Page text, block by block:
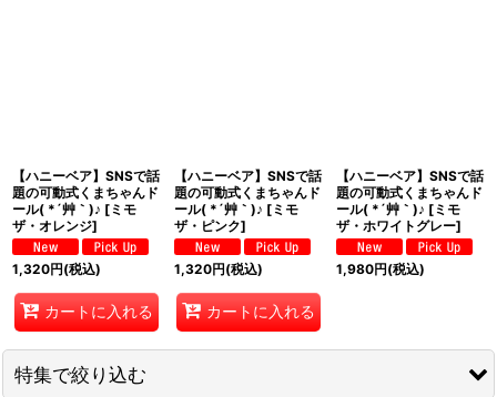
【ハニーベア】SNSで話
題の可動式くまちゃんド
ール( *´艸｀)♪ [ ミモ
ザ・オレンジ]
1,320円(税込)
カートに入れる
【ハニーベア】SNSで話
題の可動式くまちゃんド
ール( *´艸｀)♪ [ミモ
ザ・ピンク]
1,320円(税込)
カートに入れる
【ハニーベア】SNSで話
題の可動式くまちゃんド
ール( *´艸｀)♪ [ミモ
ザ・ホワイトグレー]
1,980円(税込)
特集で絞り込む